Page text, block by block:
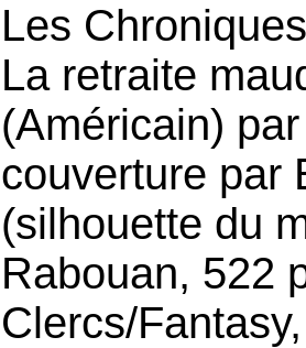
Les
La retraite
(Américain)
couverture par
(silhouette du
Rabouan, 522
Clercs/